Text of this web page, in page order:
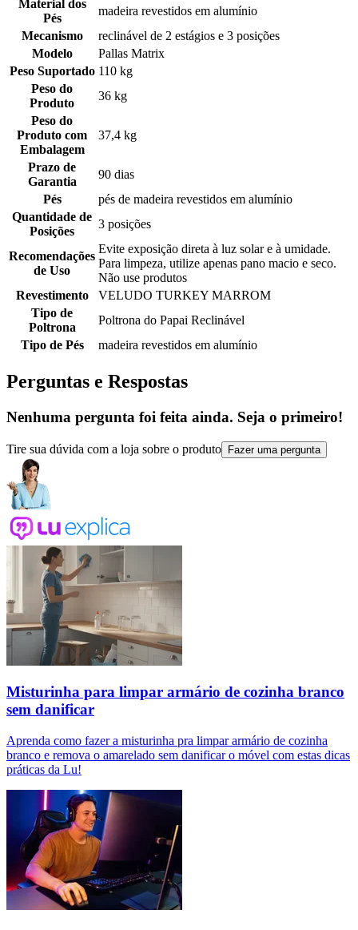
Material dos
Pés
madeira revestidos em alumínio
Mecanismo
reclinável de 2 estágios e 3 posições
Modelo
Pallas Matrix
Peso Suportado 110 kg
Peso do
Produto
36 kg
Peso do
Produto com
Embalagem
37,4 kg
Prazo de
Garantia
90 dias
Pés
pés de madeira revestidos em alumínio
Quantidade de
Posições
3 posições
Recomendações
de Uso
Evite exposição direta à luz solar e à umidade.
Para limpeza, utilize apenas pano macio e seco.
Não use produtos
Revestimento
VELUDO TURKEY MARROM
Tipo de
Poltrona
Poltrona do Papai Reclinável
Tipo de Pés
madeira revestidos em alumínio
Perguntas e Respostas
Nenhuma pergunta foi feita ainda. Seja o primeiro!
Tire sua dúvida com a loja sobre o produto Fazer uma pergunta
Misturinha para limpar armário de cozinha branco
sem danificar
Aprenda como fazer a misturinha pra limpar armário de cozinha
branco e remova o amarelado sem danificar o móvel com estas dicas
práticas da Lu!